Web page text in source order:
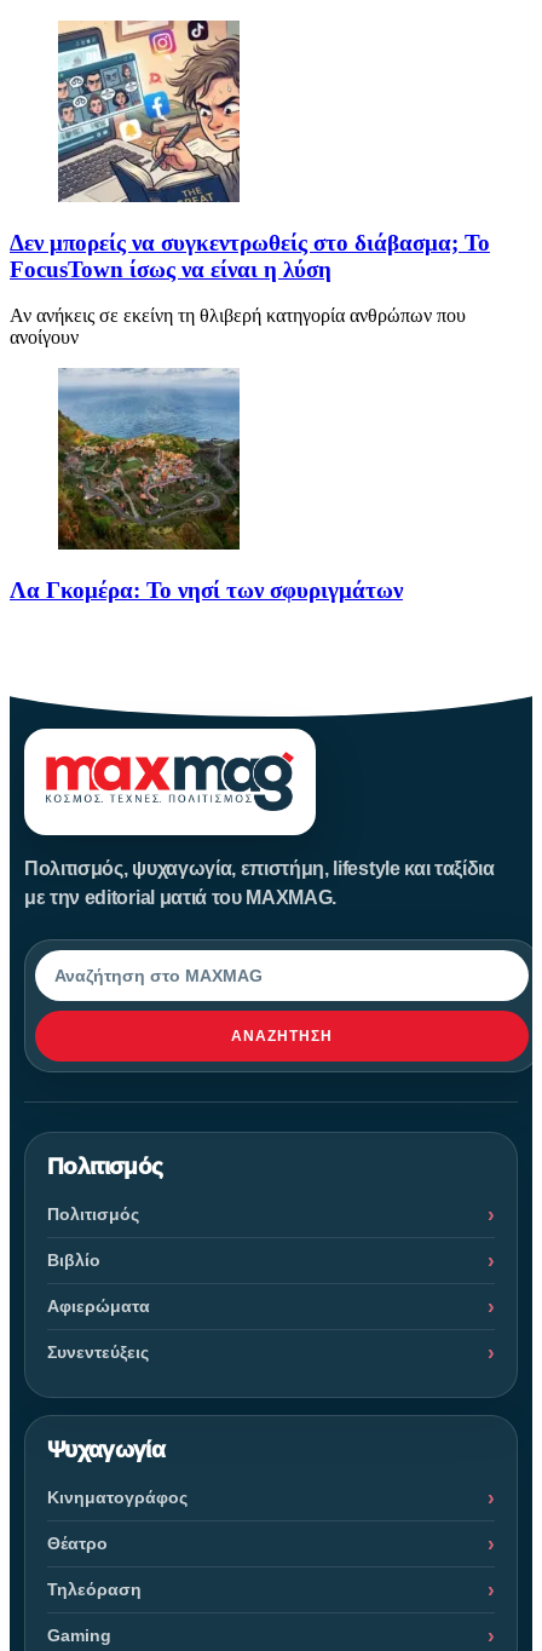
Δεν μπορείς να συγκεντρωθείς στο διάβασμα; Το
FocusTown ίσως να είναι η λύση
Αν ανήκεις σε εκείνη τη θλιβερή κατηγορία ανθρώπων που
ανοίγουν
Λα Γκομέρα: Το νησί των σφυριγμάτων
Πολιτισμός, ψυχαγωγία, επιστήμη, lifestyle και ταξίδια
με την editorial ματιά του MAXMAG.
Αναζήτηση
ΑΝΑΖΉΤΗΣΗ
Πολιτισμός
Πολιτισμός
Βιβλίο
Αφιερώματα
Συνεντεύξεις
Ψυχαγωγία
Κινηματογράφος
Θέατρο
Τηλεόραση
Gaming